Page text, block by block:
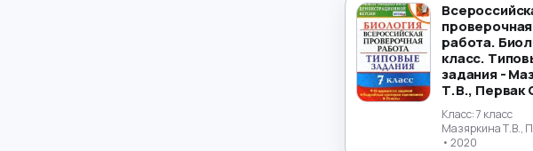
проверочная
работа.
класс.
задания -
Т.В., Первак
Класс:7 класс
Мазяркина Т.В.,
• 2020